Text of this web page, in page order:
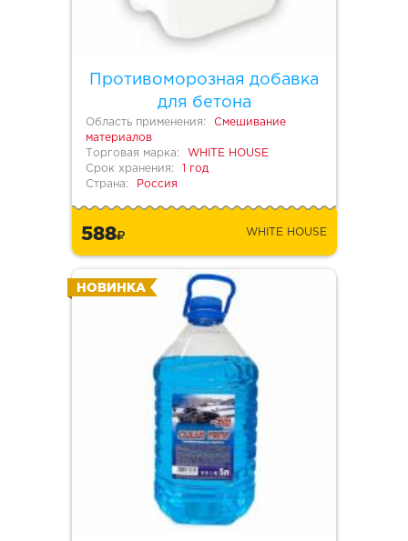
Противоморозная добавка
для бетона
Область применения:
Смешивание
материалов
Торговая марка:
WHITE HOUSE
Срок хранения:
1 год
Страна:
Россия
588 WHITE HOUSE
НОВИНКА